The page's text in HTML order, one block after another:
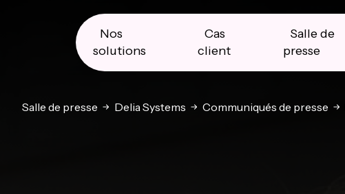
Nos
solutions
Cas
client
Salle de
presse
Salle de presse Delia Systems Communiqués de presse